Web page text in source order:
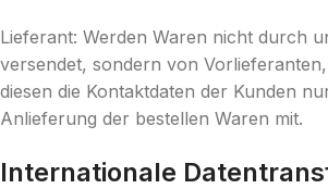
Lieferant: Werden Waren nicht durch
versendet, sondern von
diesen die Kontaktdaten der Kunden
Anlieferung der bestellen Waren mit.
Internationale